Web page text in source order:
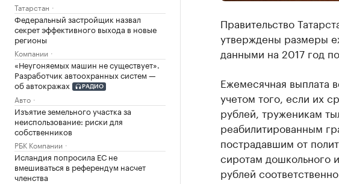
Татарстан
Федеральный застройщик назвал
секрет эффективного выхода в новые
регионы
Компании
«Неугоняемых машин не существует».
Разработчик автоохранных систем —
об автокражах
РАДИО
Авто
Изъятие земельного участка за
неиспользование: риски для
собственников
РБК Компании
Исландия попросила ЕС не
вмешиваться в референдум насчет
членства
Правительство
утверждены размеры
данными на 2017 год
Ежемесячная выплата
учетом того, если их
рублей, труженикам
реабилитированным
пострадавшим от
сиротам дошкольного
рублей соответственно.